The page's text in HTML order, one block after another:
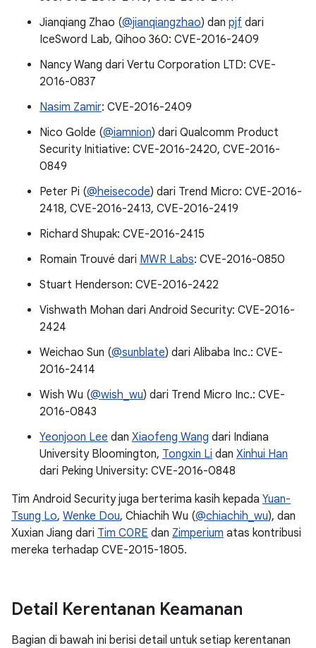
Jianqiang Zhao (@jianqiangzhao) dan pjf dari
IceSword Lab, Qihoo 360: CVE-2016-2409
Nancy Wang dari Vertu Corporation LTD: CVE-
2016-0837
Nasim Zamir: CVE-2016-2409
Nico Golde (@iamnion) dari Qualcomm Product
Security Initiative: CVE-2016-2420, CVE-2016-
0849
Peter Pi (@heisecode) dari Trend Micro: CVE-2016-
2418, CVE-2016-2413, CVE-2016-2419
Richard Shupak: CVE-2016-2415
Romain Trouvé dari MWR Labs: CVE-2016-0850
Stuart Henderson: CVE-2016-2422
Vishwath Mohan dari Android Security: CVE-2016-
2424
Weichao Sun (@sunblate) dari Alibaba Inc.: CVE-
2016-2414
Wish Wu (@wish_wu) dari Trend Micro Inc.: CVE-
2016-0843
Yeonjoon Lee dan Xiaofeng Wang dari Indiana
University Bloomington, Tongxin Li dan Xinhui Han
dari Peking University: CVE-2016-0848
Tim Android Security juga berterima kasih kepada Yuan-
Tsung Lo, Wenke Dou, Chiachih Wu (@chiachih_wu), dan
Xuxian Jiang dari Tim C0RE dan Zimperium atas kontribusi
mereka terhadap CVE-2015-1805.
Detail Kerentanan Keamanan
Bagian di bawah ini berisi detail untuk setiap kerentanan